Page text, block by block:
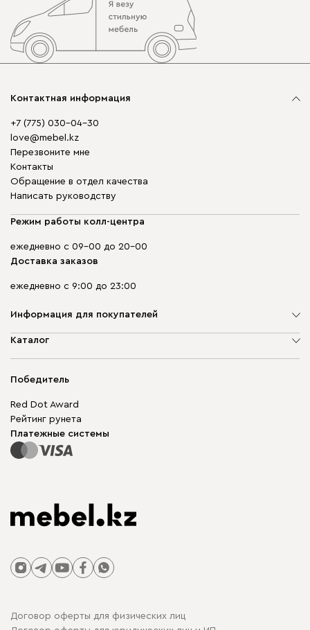
Контактная информация
+7 (775) 030-04-30
love@mebel.kz
Перезвоните мне
Контакты
Обращение в отдел качества
Написать руководству
Режим работы колл-центра
ежедневно с 09-00 до 20-00
Доставка заказов
ежедневно с 9:00 до 23:00
Информация для покупателей
О компании
Гарантия
Для бизнеса
Карта сайта
Каталог
Корпусная мебель
Модульная мебель
Столы и стулья
Победитель
Red Dot Award
Рейтинг рунета
Платежные системы
Договор оферты для физических лиц